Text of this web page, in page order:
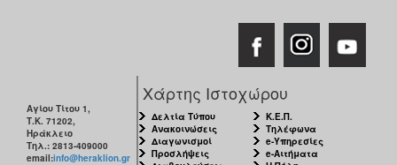
Αγίου Τίτου 1,
Τ.Κ. 71202,
Ηράκλειο
Τηλ.: 2813-409000
email:info@heraklion.gr
Χάρτης Ιστοχώρου
Δελτία Τύπου
Ανακοινώσεις
Διαγωνισμοί
Προσλήψεις
Κ.Ε.Π.
Τηλέφωνα
e-Υπηρεσίες
e-Αιτήματα